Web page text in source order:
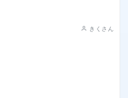
きくさん